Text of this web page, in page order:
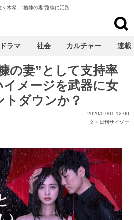
々木希、“糟糠の妻”路線に活路
の妻”として支持率
メージを武器に女
トダウンか？
2020/07/01 12:00
文＝ 日刊サイゾー
ドラマ 社会 カルチャー 連載